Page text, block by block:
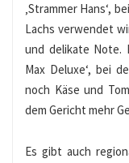
‚Strammer Hans‘,
Lachs verwendet
und delikate Note.
Max Deluxe‘, bei
noch Käse und
dem Gericht mehr
Es gibt auch